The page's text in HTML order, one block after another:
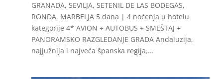
GRANADA, SEVILJA, SETENIL DE LAS BODEGAS,
RONDA, MARBELJA 5 dana | 4 noćenja u hotelu
kategorije 4* AVION + AUTOBUS + SMEŠTAJ +
PANORAMSKO RAZGLEDANJE GRADA Andaluzija,
najjužnija i najveća španska regija,...